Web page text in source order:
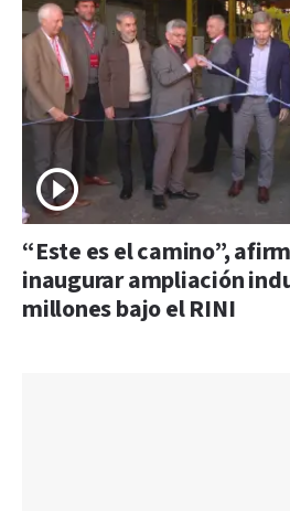
“Este es el camino”,
inaugurar ampliación
millones bajo el RINI